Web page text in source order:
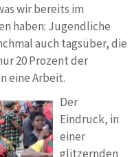
wir bereits im
haben: Jugendliche
auch tagsüber, die
20 Prozent der
eine Arbeit.
Der
Eindruck, in
einer
glitzernden